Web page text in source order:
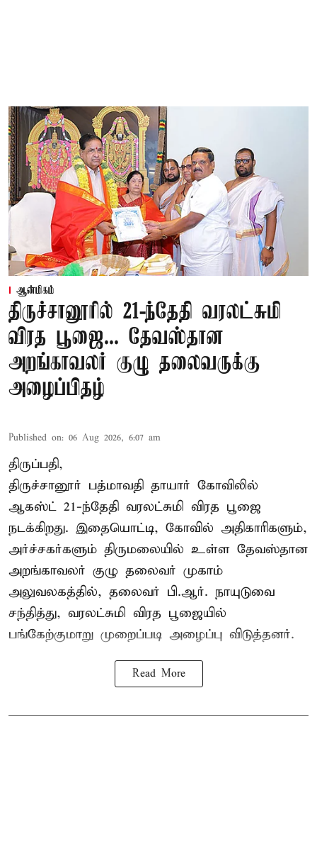
ஆன்மிகம்
திருச்சானூரில் 21-ந்தேதி வரலட்சுமி
விரத பூஜை... தேவஸ்தான
அறங்காவலர் குழு தலைவருக்கு
அழைப்பிதழ்
Published on: 06 Aug 2026, 6:07 am
திருப்பதி,
திருச்சானூர் பத்மாவதி தாயார் கோவிலில்
ஆகஸ்ட் 21-ந்தேதி வரலட்சுமி விரத பூஜை
நடக்கிறது. இதையொட்டி, கோவில் அதிகாரிகளும்,
அர்ச்சகர்களும் திருமலையில் உள்ள தேவஸ்தான
அறங்காவலர் குழு தலைவர் முகாம்
அலுவலகத்தில், தலைவர் பி.ஆர். நாயுடுவை
சந்தித்து, வரலட்சுமி விரத பூஜையில்
பங்கேற்குமாறு முறைப்படி அழைப்பு விடுத்தனர்.
Read More